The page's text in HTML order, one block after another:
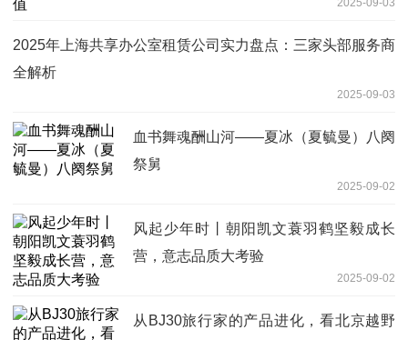
2025-09-03
2025年上海共享办公室租赁公司实力盘点：三家头部服务商
全解析
2025-09-03
血书舞魂酬山河——夏冰（夏毓曼）八阕
祭舅
2025-09-02
风起少年时丨朝阳凯文蓑羽鹤坚毅成长
营，意志品质大考验
2025-09-02
从BJ30旅行家的产品进化，看北京越野